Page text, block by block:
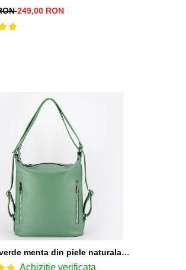
249,00 RON
Rucsac verde menta din piele naturala 2 in 1 Lucia 121
Achizitie verificata